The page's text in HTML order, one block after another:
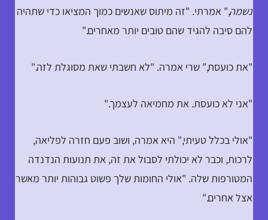
נשמה," אמרתי. "זה מיתוס שאנשים כמוך המציאו כדי שתהיה
להם סיבה להגיד שהם טובים יותר מאחרים."
"את כועסת," שרי אמרה. "לא חשבתי שאת מסוגלת לזה."
"אני לא כועסת. את מחמיאה לעצמך."
"אולי בכלל טעיתי," היא אמרה, ושוב פעם חזרה לפליאה,
לרכות, וכבר לא יכולתי לסבול את זה, את תנועות הנדנדה
המטורפות שלה. "אולי החומות שלך פשוט גבוהות יותר מאשר
אצל אחרים."